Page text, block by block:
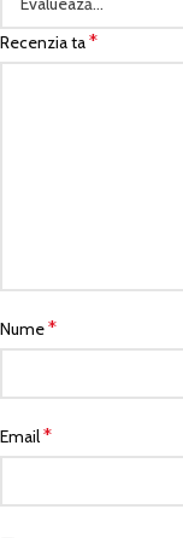
Recenzia ta*
Nume*
Email*